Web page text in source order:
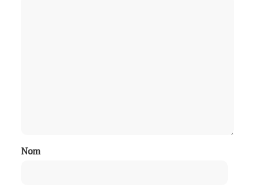
Nom